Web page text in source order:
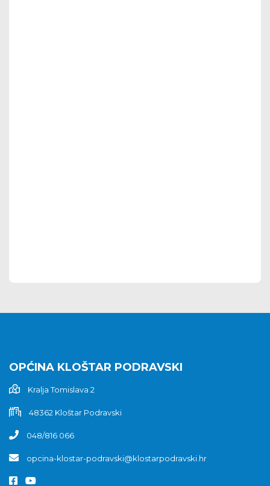
OPĆINA KLOŠTAR PODRAVSKI
Kralja Tomislava 2
48362 Kloštar Podravski
048/816 066
opcina-klostar-podravski@klostarpodravski.hr